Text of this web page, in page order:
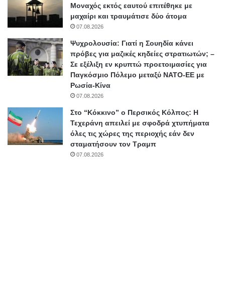
Μοναχός εκτός εαυτού επιτέθηκε με
μαχαίρι και τραυμάτισε δύο άτομα
07.08.2026
Ψυχρολουσία: Γιατί η Σουηδία κάνει
πρόβες για μαζικές κηδείες στρατιωτών; –
Σε εξέλιξη εν κρυπτώ προετοιμασίες για
Παγκόσμιο Πόλεμο μεταξύ ΝΑΤΟ-ΕΕ με
Ρωσία-Κίνα
07.08.2026
Στο “Κόκκινο” ο Περσικός Κόλπος: Η
Τεχεράνη απειλεί με σφοδρά χτυπήματα
όλες τις χώρες της περιοχής εάν δεν
σταματήσουν τον Τραμπ
07.08.2026